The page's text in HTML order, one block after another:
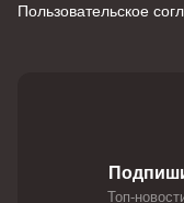
Пользовательское
Топ-